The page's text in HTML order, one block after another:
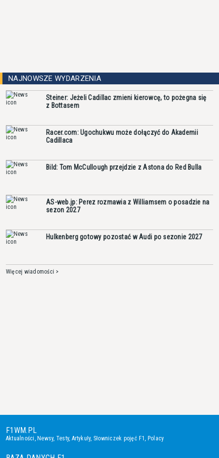
NAJNOWSZE WYDARZENIA
Steiner: Jeżeli Cadillac zmieni kierowcę, to pożegna się
z Bottasem
Racer.com: Ugochukwu może dołączyć do Akademii
Cadillaca
Bild: Tom McCullough przejdzie z Astona do Red Bulla
AS-web.jp: Perez rozmawia z Williamsem o posadzie na
sezon 2027
Hulkenberg gotowy pozostać w Audi po sezonie 2027
Więcej wiadomości >
F1WM.PL
Aktualności,Newsy, Testy, Artykuły, Słowniczek pojęć F1, Polacy